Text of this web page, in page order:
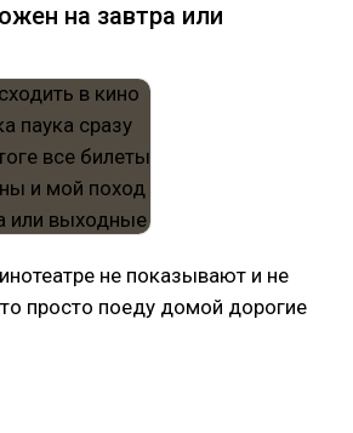
на завтра или
не показывают и не
просто поеду домой дорогие